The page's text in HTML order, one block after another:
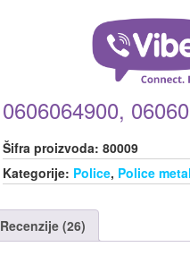
0606064900,
Šifra proizvoda: 80009
Kategorije: Police, Police
Recenzije (26)